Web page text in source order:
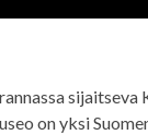
sijaitseva
on yksi